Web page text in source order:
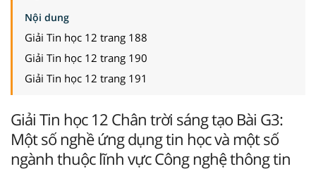
Nội dung
Giải Tin học 12 trang 188
Giải Tin học 12 trang 190
Giải Tin học 12 trang 191
Giải Tin học 12 Chân trời sáng tạo Bài G3:
Một số nghề ứng dụng tin học và một số
ngành thuộc lĩnh vực Công nghệ thông tin